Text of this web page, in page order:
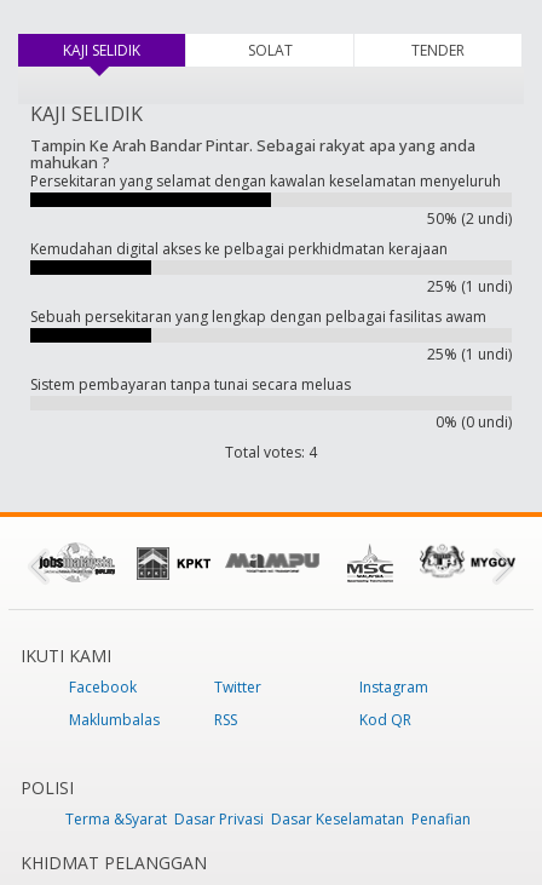
KAJI SELIDIK(tab aktif) SOLAT TENDER
KAJI SELIDIK
Tampin Ke Arah Bandar Pintar. Sebagai rakyat apa yang anda
mahukan ?
Persekitaran yang selamat dengan kawalan keselamatan menyeluruh
50% (2 undi)
Kemudahan digital akses ke pelbagai perkhidmatan kerajaan
25% (1 undi)
Sebuah persekitaran yang lengkap dengan pelbagai fasilitas awam
25% (1 undi)
Sistem pembayaran tanpa tunai secara meluas
0% (0 undi)
Total votes: 4
IKUTI KAMI
Facebook Twitter
Instagram
Maklumbalas
RSS Kod QR
POLISI
Terma &Syarat Dasar Privasi Dasar Keselamatan Penafian
KHIDMAT PELANGGAN